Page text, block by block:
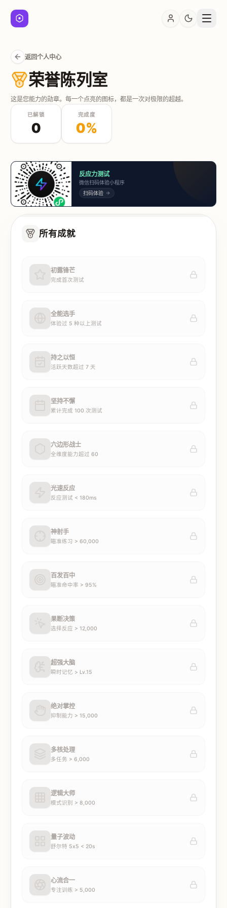
返回个人中心
荣誉陈列室
这是您能力的勋章。每一个点亮的图标，都是一次对极限的超越。
已解锁
0
完成度
0%
反应力测试
微信扫码体验小程序
扫码体验
所有成就
初露锋芒
完成首次测试
全能选手
体验过 5 种以上测试
持之以恒
活跃天数超过 7 天
坚持不懈
累计完成 100 次测试
六边形战士
全维度能力超过 60
光速反应
反应测试 < 180ms
神射手
瞄准练习 > 60,000
百发百中
瞄准命中率 > 95%
果断决策
选择反应 > 12,000
超强大脑
瞬时记忆 > Lv.15
绝对掌控
抑制能力 > 15,000
多核处理
多任务 > 6,000
逻辑大师
模式识别 > 8,000
量子波动
舒尔特 5x5 < 20s
心流合一
专注训练 > 5,000